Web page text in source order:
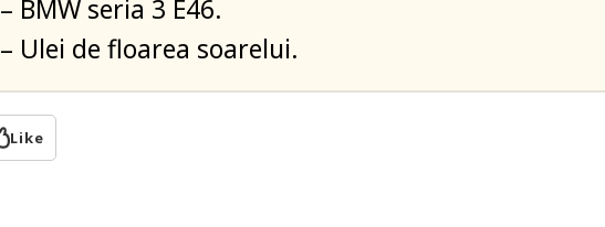
– BMW seria 3 E46.
– Ulei de floarea soarelui.
Like